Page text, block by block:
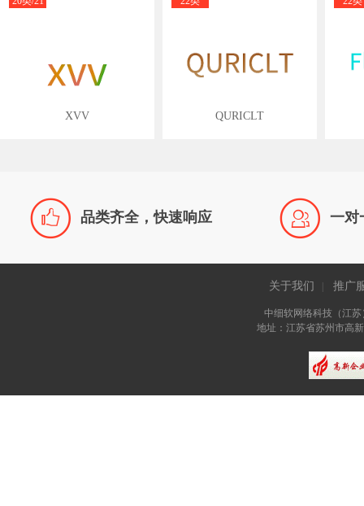
XVV QURICLT
 品类齐全，快速响应  一对
关于我们 推广
中细软网络科技（江
地址：江苏省苏州市高